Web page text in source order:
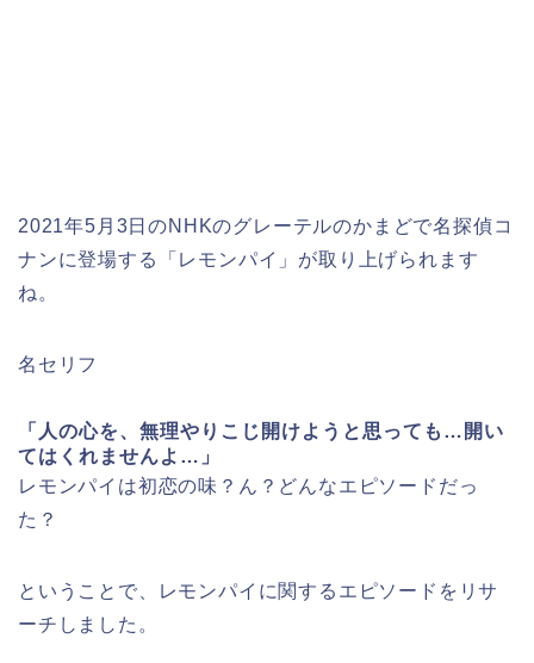
2021年5月3日のNHKのグレーテルのかまどで名探偵コ
ナンに登場する「レモンパイ」が取り上げられます
ね。
名セリフ
「人の心を、無理やりこじ開けようと思っても… 開い
てはくれませんよ…」
レモンパイは初恋の味？ん？どんなエピソードだっ
た？
ということで、レモンパイに関するエピソードをリサ
ーチしました。